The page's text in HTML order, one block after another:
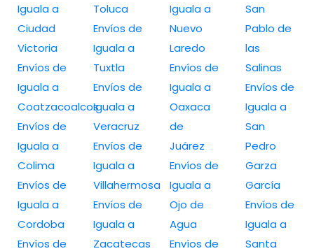
Iguala a
Ciudad
Victoria
Envíos de
Iguala a
Coatzacoalcos
Envíos de
Iguala a
Colima
Envíos de
Iguala a
Cordoba
Envíos de
Toluca
Envíos de
Iguala a
Tuxtla
Envíos de
Iguala a
Veracruz
Envíos de
Iguala a
Villahermosa
Envíos de
Iguala a
Zacatecas
Iguala a
Nuevo
Laredo
Envíos de
Iguala a
Oaxaca
de
Juárez
Envíos de
Iguala a
Ojo de
Agua
Envíos de
San
Pablo de
las
Salinas
Envíos de
Iguala a
San
Pedro
Garza
García
Envíos de
Iguala a
Santa